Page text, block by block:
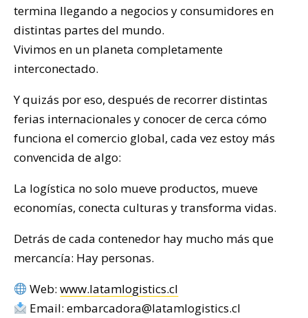
termina llegando a negocios y consumidores en
distintas partes del mundo.
Vivimos en un planeta completamente
interconectado.
Y quizás por eso, después de recorrer distintas
ferias internacionales y conocer de cerca cómo
funciona el comercio global, cada vez estoy más
convencida de algo:
La logística no solo mueve productos, mueve
economías, conecta culturas y transforma vidas.
Detrás de cada contenedor hay mucho más que
mercancía: Hay personas.
Web:www.latamlogistics.cl
Email: embarcadora@latamlogistics.cl